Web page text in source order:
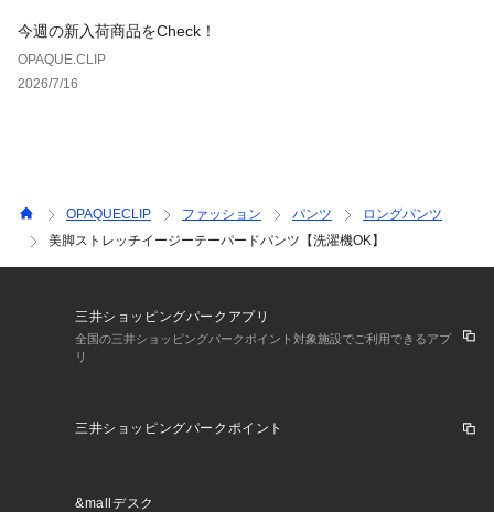
今週の新入荷商品をCheck！
OPAQUE.CLIP
2026/7/16
OPAQUECLIP ファッション パンツ
ロングパンツ
美脚ストレッチイージーテーパードパンツ【洗濯機OK】
三井ショッピングパークアプリ
全国の三井ショッピングパークポイント対象施設でご利用できるアプ
リ
三井ショッピングパークポイント
&mallデスク